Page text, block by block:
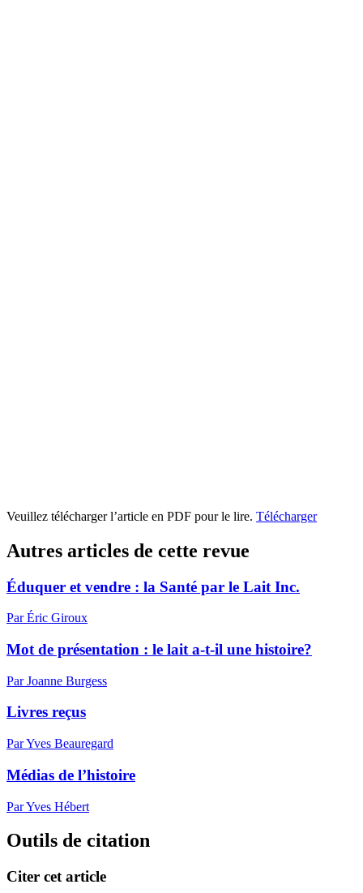
Veuillez télécharger l’article en PDF pour le lire. Télécharger
Autres articles de cette revue
Éduquer et vendre : la Santé par le Lait Inc.
Par Éric Giroux
Mot de présentation : le lait a-t-il une histoire?
Par Joanne Burgess
Livres reçus
Par Yves Beauregard
Médias de l’histoire
Par Yves Hébert
Outils de citation
Citer cet article